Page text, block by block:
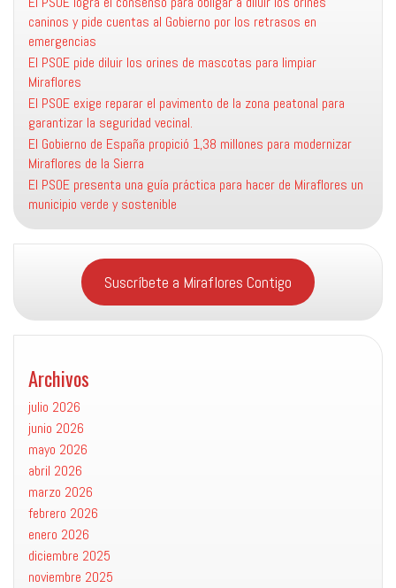
caninos y pide cuentas al Gobierno por los retrasos en
emergencias
El PSOE pide diluir los orines de mascotas para limpiar
Miraflores
El PSOE exige reparar el pavimento de la zona peatonal para
garantizar la seguridad vecinal.
El Gobierno de España propició 1,38 millones para modernizar
Miraflores de la Sierra
El PSOE presenta una guía práctica para hacer de Miraflores un
municipio verde y sostenible
Suscríbete a Miraflores Contigo
Archivos
julio 2026
junio 2026
mayo 2026
abril 2026
marzo 2026
febrero 2026
enero 2026
diciembre 2025
noviembre 2025